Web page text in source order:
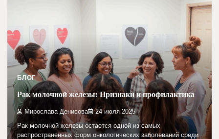
БЛОГ
Рак молочной железы: Признаки и профилактика
Мирослава Денисова 24 июля 2025
Рак молочной железы остается одной из самых
распространенных форм онкологических заболеваний среди